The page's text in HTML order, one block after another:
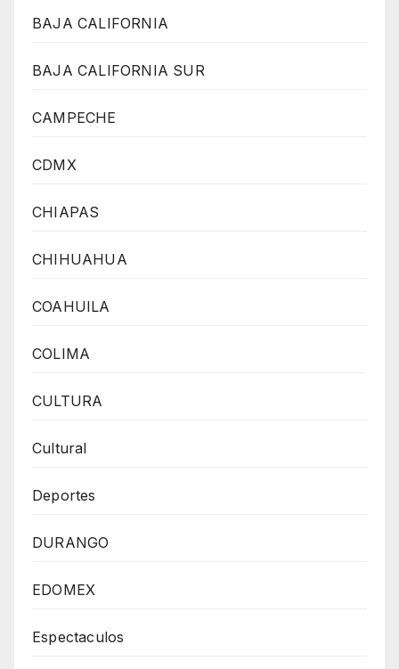
BAJA CALIFORNIA
BAJA CALIFORNIA SUR
CAMPECHE
CDMX
CHIAPAS
CHIHUAHUA
COAHUILA
COLIMA
CULTURA
Cultural
Deportes
DURANGO
EDOMEX
Espectaculos